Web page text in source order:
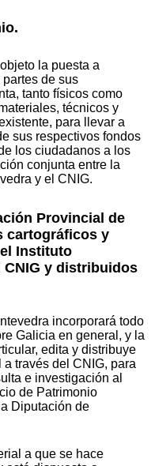
la puesta a
de sus
tanto físicos como
técnicos y
para llevar a
sus respectivos fondos
los ciudadanos a los
conjunta entre la
y el CNIG.
Provincial de
cartográficos y
Instituto
y distribuidos
incorporará todo
Galicia en general, y la
edita y distribuye
través del CNIG, para
e investigación al
de Patrimonio
Diputación de
a que se hace